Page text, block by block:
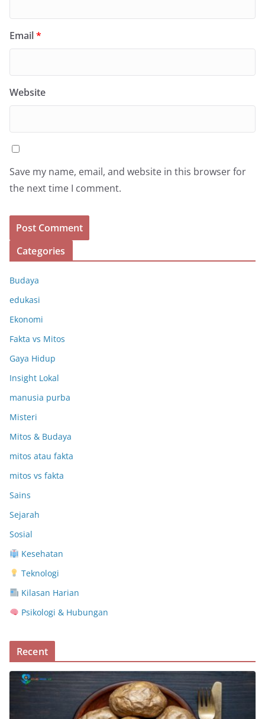
Email*
Website
Save my name, email, and website in this browser for
the next time I comment.
Categories
Budaya
edukasi
Ekonomi
Fakta vs Mitos
Gaya Hidup
Insight Lokal
manusia purba
Misteri
Mitos & Budaya
mitos atau fakta
mitos vs fakta
Sains
Sejarah
Sosial
Kesehatan
Teknologi
Kilasan Harian
Psikologi & Hubungan
Recent